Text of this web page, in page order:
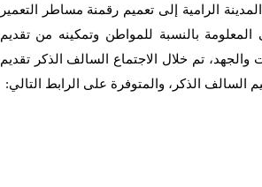
الرامية إلى تعميم رقمنة مساطر التعمير
بالنسبة للمواطن وتمكينه من تقديم
والجهد، تم خلال الاجتماع السالف الذكر تقديم
السالف الذكر، والمتوفرة على الرابط التالي: